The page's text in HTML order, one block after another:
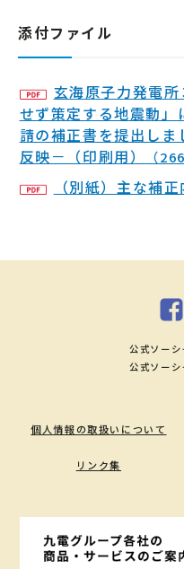
添付ファイル
玄海原子力発電
せず策定する地震動」
請の補正書を提出し
反映－（印刷用）
（
（別紙）主な補
個人情報の取扱いについて
リンク集
公式ソーシ
公式ソーシ